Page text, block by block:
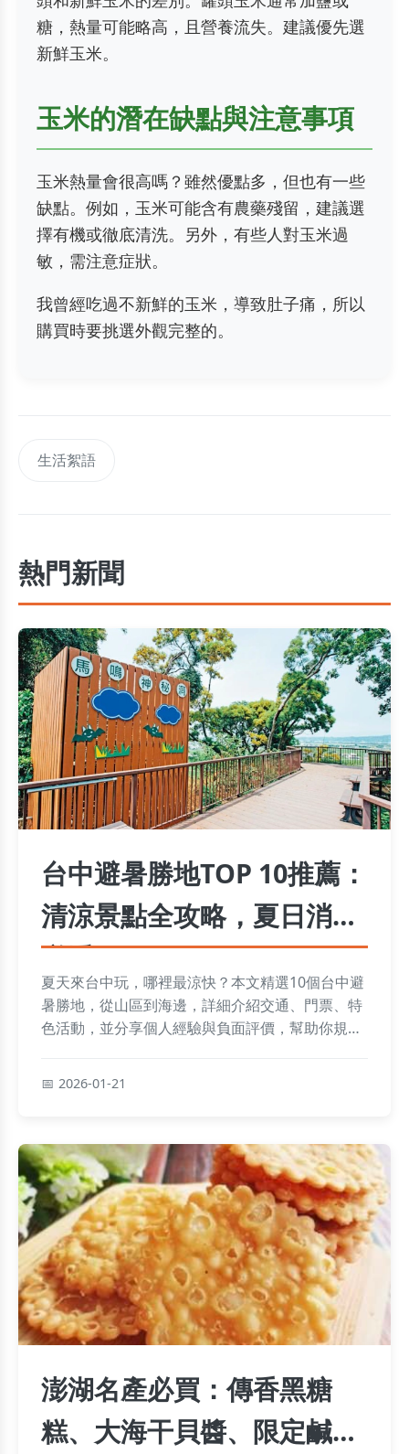
糖，熱量可能略高，且營養流失。建議優先選
新鮮玉米。
玉米的潛在缺點與注意事項
玉米熱量會很高嗎？雖然優點多，但也有一些
缺點。例如，玉米可能含有農藥殘留，建議選
擇有機或徹底清洗。另外，有些人對玉米過
敏，需注意症狀。
我曾經吃過不新鮮的玉米，導致肚子痛，所以
購買時要挑選外觀完整的。
生活絮語
熱門新聞
台中避暑勝地TOP 10推薦：
清涼景點全攻略，夏日消暑
必看
夏天來台中玩，哪裡最涼快？本文精選10個台中避
暑勝地，從山區到海邊，詳細介紹交通、門票、特
色活動，並分享個人經驗與負面評價，幫助你規劃
2026-01-21
澎湖名產必買：傳香黑糖
糕、大海干貝醬、限定鹹餅